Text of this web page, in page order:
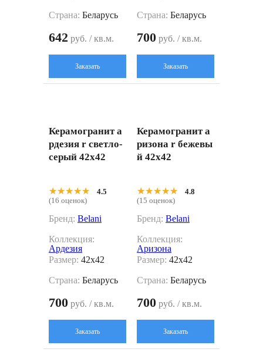
Страна: Беларусь
642 руб. / кв.м.
Заказать
Страна: Беларусь
700 руб. / кв.м.
Заказать
Керамогранит а
рдезия r светло-
серый 42x42
★★★★★
★★★★★
4.5
(16 оценок)
Бренд: Belani
Коллекция:
Ардезия
Размер: 42x42
Страна: Беларусь
700 руб. / кв.м.
Заказать
Керамогранит а
ризона r бежевы
й 42x42
★★★★★
★★★★★
4.8
(15 оценок)
Бренд: Belani
Коллекция:
Аризона
Размер: 42x42
Страна: Беларусь
700 руб. / кв.м.
Заказать